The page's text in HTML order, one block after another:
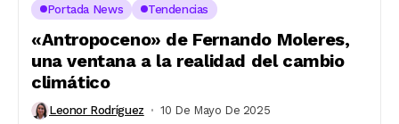
Portada News Tendencias
«Antropoceno» de Fernando Moleres,
una ventana a la realidad del cambio
climático
Leonor Rodríguez 10 De Mayo De 2025